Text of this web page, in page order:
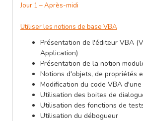
Jour 1 – Après-midi
Utiliser les notions de base VBA
Présentation de l'éditeur VBA
Application)
Présentation de la notion
Notions d'objets, de propriétés
Modification du code VBA d'une
Utilisation des boites de
Utilisation des fonctions de
Utilisation du débogueur